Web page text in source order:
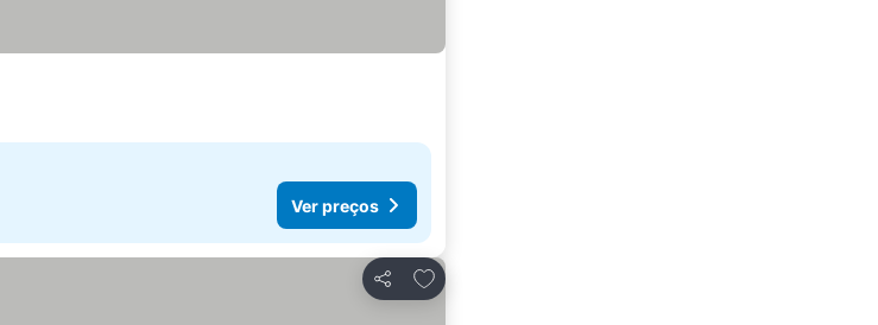
Ver preços
Partilhar
Adicionar aos favoritos